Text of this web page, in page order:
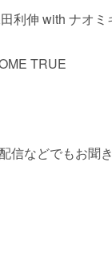
利伸 with ナオミ
TRUE
信などでもお聞